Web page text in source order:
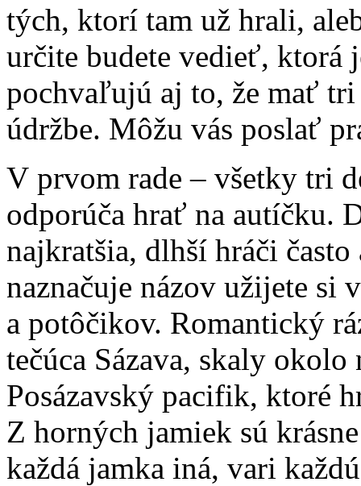
tých, ktorí tam už hrali,
určite budete vedieť, ktorá
pochvaľujú aj to, že mať
údržbe. Môžu vás poslať
V prvom rade – všetky tri
odporúča hrať na autíčku.
najkratšia, dlhší hráči
naznačuje názov užijete si
a potôčikov. Romantický
tečúca Sázava, skaly
Posázavský pacifik, ktoré
Z horných jamiek sú
každá jamka iná, vari